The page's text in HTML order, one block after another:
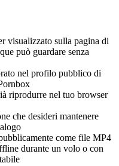
visualizzato sulla pagina di
può guardare senza
nel profilo pubblico di
riprodurre nel tuo browser
che desideri mantenere
come file MP4
durante un volo o con